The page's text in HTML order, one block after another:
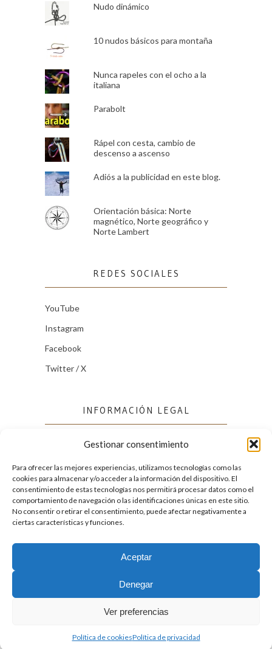
Gestionar consentimiento
Para ofrecer las mejores experiencias, utilizamos tecnologías como las
cookies para almacenar y/o acceder a la información del dispositivo. El
consentimiento de estas tecnologías nos permitirá procesar datos como el
comportamiento de navegación o las identificaciones únicas en este sitio.
No consentir o retirar el consentimiento, puede afectar negativamente a
ciertas características y funciones.
Aceptar
Denegar
Ver preferencias
Política de cookiesPolítica de privacidad
Nudo dinámico
10 nudos básicos para montaña
Nunca rapeles con el ocho a la
italiana
Parabolt
Rápel con cesta, cambio de
descenso a ascenso
Adiós a la publicidad en este blog.
Orientación básica: Norte
magnético, Norte geográfico y
Norte Lambert
REDES SOCIALES
YouTube
Instagram
Facebook
Twitter / X
INFORMACIÓN LEGAL
Política de cookies (UE)
Política de privacidad
FACEBOOK